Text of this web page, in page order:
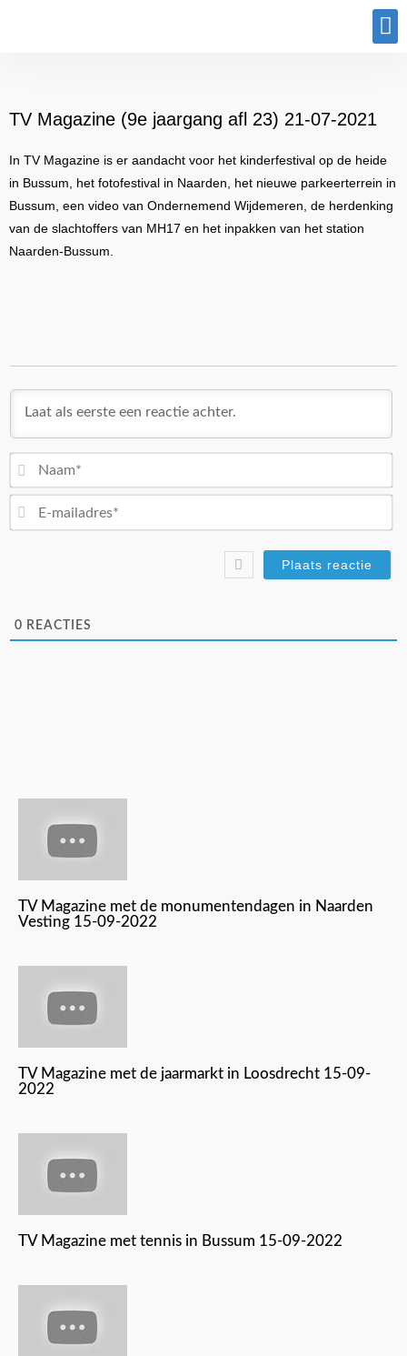
TV Magazine (9e jaargang afl 23) 21-07-2021
In TV Magazine is er aandacht voor het kinderfestival op de heide
in Bussum, het fotofestival in Naarden, het nieuwe parkeerterrein in
Bussum, een video van Ondernemend Wijdemeren, de herdenking
van de slachtoffers van MH17 en het inpakken van het station
Naarden-Bussum.
0 REACTIES
TV Magazine met de monumentendagen in Naarden
Vesting 15-09-2022
TV Magazine met de jaarmarkt in Loosdrecht 15-09-
2022
TV Magazine met tennis in Bussum 15-09-2022